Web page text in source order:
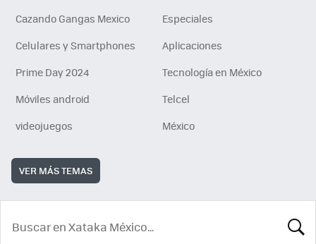
Cazando Gangas Mexico
Especiales
Celulares y Smartphones
Aplicaciones
Prime Day 2024
Tecnología en México
Móviles android
Telcel
videojuegos
México
VER MÁS TEMAS